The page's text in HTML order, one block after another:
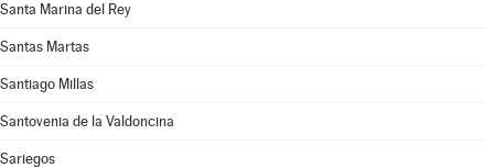
Santa Marina del Rey
Santas Martas
Santiago Millas
Santovenia de la Valdoncina
Sariegos